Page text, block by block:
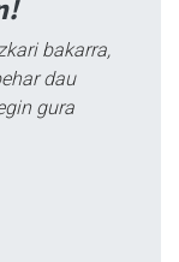
bakarra,
dau
gura